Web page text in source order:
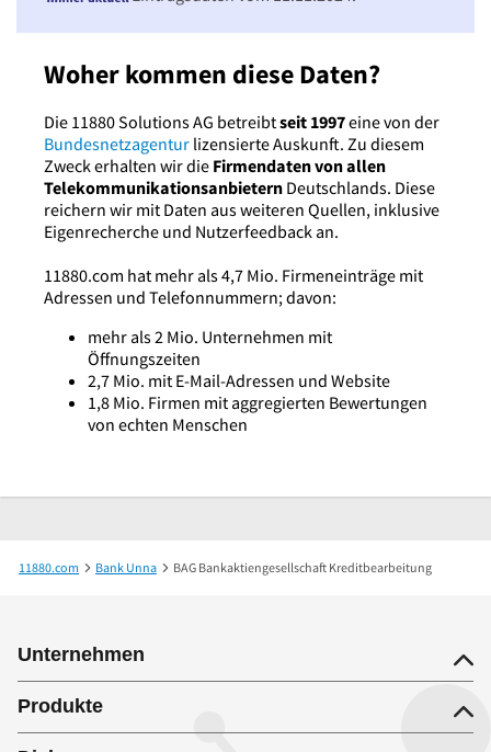
Woher kommen diese Daten?
Die 11880 Solutions AG betreibtseit 1997eine von der
Bundesnetzagentur lizensierte Auskunft. Zu diesem
Zweck erhalten wir die Firmendaten von allen
Telekommunikationsanbietern Deutschlands. Diese
reichern wir mit Daten aus weiteren Quellen, inklusive
Eigenrecherche und Nutzerfeedback an.
11880.com hat mehr als 4,7 Mio. Firmeneinträge mit
Adressen und Telefonnummern; davon:
mehr als 2 Mio. Unternehmen mit
Öffnungszeiten
2,7 Mio. mit E-Mail-Adressen und Website
1,8 Mio. Firmen mit aggregierten Bewertungen
von echten Menschen
11880.com Bank Unna BAG Bankaktiengesellschaft Kreditbearbeitung
Unternehmen
Produkte